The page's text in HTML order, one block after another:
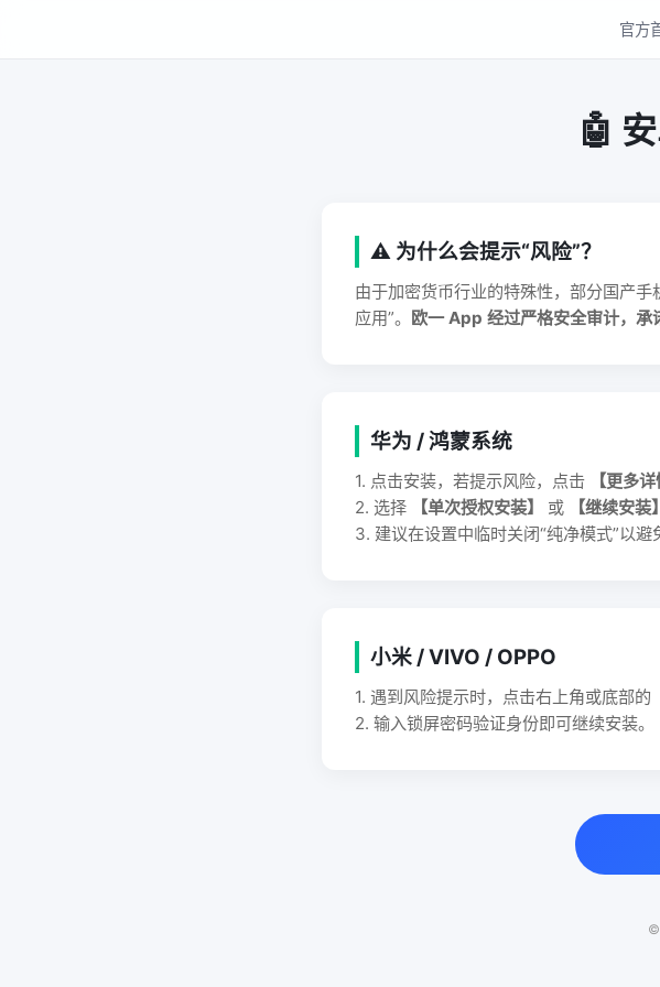
官方
🤖
⚠️ 为什么会提示“风险”？
由于加密货币行业的特殊性，部分国产
应用”。 欧一 App 经过严格安全审计，承
华为 / 鸿蒙系统
1. 点击安装，若提示风险，点击 【更多详
2. 选择
【单次授权安装】 或 【继续安装】
3. 建议在设置中临时关闭“纯净模式”以避
小米 / VIVO / OPPO
1. 遇到风险提示时，点击右上角或底部的
2. 输入锁屏密码验证身份即可继续安装。
©